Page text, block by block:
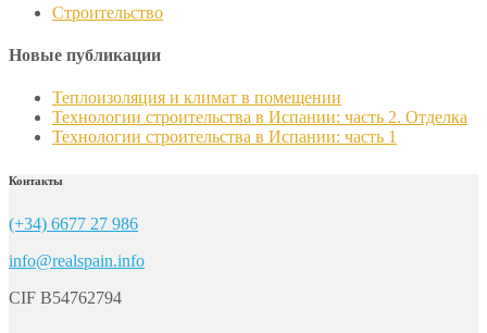
Строительство
Новые публикации
Теплоизоляция и климат в помещении
Технологии строительства в Испании: часть 2. Отделка
Технологии строительства в Испании: часть 1
Контакты
(+34) 6677 27 986
info@realspain.info
CIF B54762794